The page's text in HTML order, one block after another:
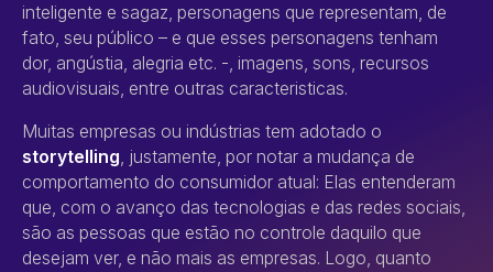
inteligente e sagaz, personagens que representam, de
fato, seu público – e que esses personagens tenham
dor, angústia, alegria etc. -, imagens, sons, recursos
audiovisuais, entre outras caracteristicas.
Muitas empresas ou indústrias tem adotado o
storytelling, justamente, por notar a mudança de
comportamento do consumidor atual: Elas entenderam
que, com o avanço das tecnologias e das redes sociais,
são as pessoas que estão no controle daquilo que
desejam ver, e não mais as empresas. Logo, quanto